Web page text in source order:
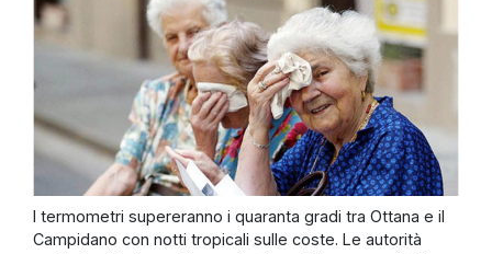
I termometri supereranno i quaranta gradi tra Ottana e il
Campidano con notti tropicali sulle coste. Le autorità